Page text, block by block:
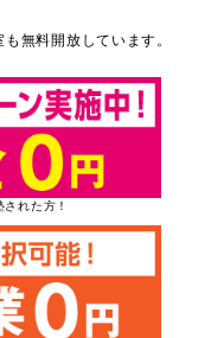
無料開放しています。
れた方！